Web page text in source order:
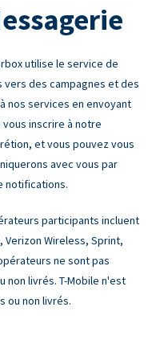
utilise le service de
vers des campagnes et des
nos services en envoyant
vous inscrire à notre
et vous pouvez vous
avec vous par
notifications.
participants incluent
Verizon Wireless, Sprint,
ne sont pas
non livrés. T-Mobile n'est
ou non livrés.